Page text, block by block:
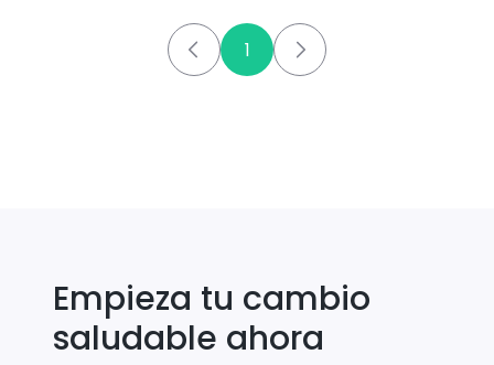
1
Empieza tu cambio
saludable ahora